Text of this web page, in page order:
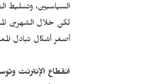
السياسيين، وتسليط
لكن خلال الشهرين
أصغر أشكال تبادل
انقطاع الإنترنت